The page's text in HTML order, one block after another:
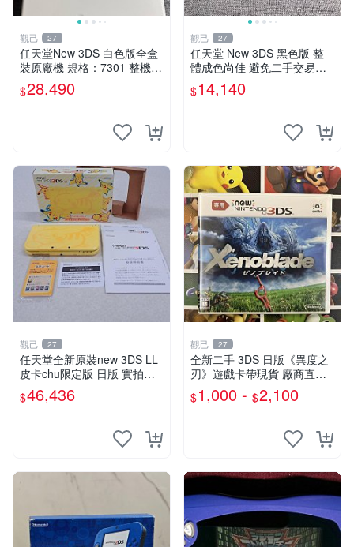
觀己 27
任天堂New 3DS 白色版全盒
裝原廠機 規格：7301 整機近
新無大損 唯屏幕稍顯黃舊 正
常使用 日系原裝三碼合一 測
$28,490
觀己 27
任天堂 New 3DS 黑色版 整
體成色尚佳 避免二手交易爭
議 輕微使用痕跡 屏幕老化發
黃 新小三 日本原裝 功能正常
$14,140
觀己 27
任天堂全新原裝new 3DS LL
皮卡chu限定版 日版 實拍收
藏 高級機器 完美品相 功能完
好 AR卡未拆 新3DS LL 皮卡
$46,436
觀己 27
全新二手 3DS 日版《異度之
刃》遊戲卡帶現貨 廠商直營
新機可運行 推薦收藏 異度之
刃 3DS 電腦游戲 現貨
$1,000 - $2,100